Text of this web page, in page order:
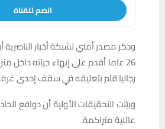
انضم للقناة
وذكر مصدر أمني لشبكة أخبار الناصرية
26 عاما أقدم على إنهاء حياته داخل
رجاليا قام بتعليقه في سقف إحدى
وبيّنت التحقيقات الأولية أن دوافع
عائلية متراكمة.